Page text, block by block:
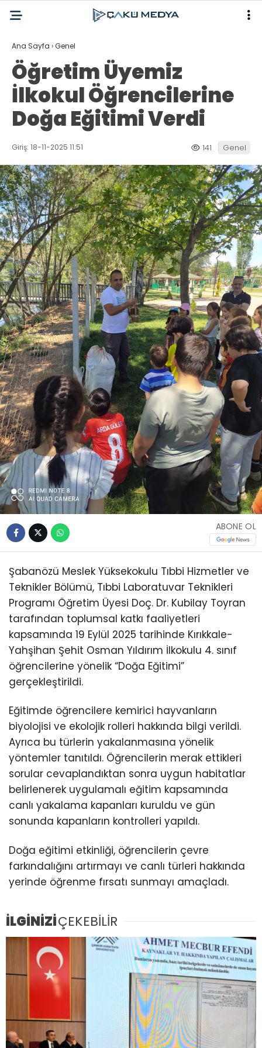
Ana Sayfa ›Genel
Öğretim Üyemiz
İlkokul Öğrencilerine
Doğa Eğitimi Verdi
Giriş: 18-11-2025 11:51 141 Genel
ABONE OL
Şabanözü Meslek Yüksekokulu Tıbbi Hizmetler ve
Teknikler Bölümü, Tıbbi Laboratuvar Teknikleri
Programı Öğretim Üyesi Doç. Dr. Kubilay Toyran
tarafından toplumsal katkı faaliyetleri
kapsamında 19 Eylül 2025 tarihinde Kırıkkale-
Yahşihan Şehit Osman Yıldırım İlkokulu 4. sınıf
öğrencilerine yönelik “Doğa Eğitimi”
gerçekleştirildi.
Eğitimde öğrencilere kemirici hayvanların
biyolojisi ve ekolojik rolleri hakkında bilgi verildi.
Ayrıca bu türlerin yakalanmasına yönelik
yöntemler tanıtıldı. Öğrencilerin merak ettikleri
sorular cevaplandıktan sonra uygun habitatlar
belirlenerek uygulamalı eğitim kapsamında
canlı yakalama kapanları kuruldu ve gün
sonunda kapanların kontrolleri yapıldı.
Doğa eğitimi etkinliği, öğrencilerin çevre
farkındalığını artırmayı ve canlı türleri hakkında
yerinde öğrenme fırsatı sunmayı amaçladı.
İLGİNİZİÇEKEBİLİR